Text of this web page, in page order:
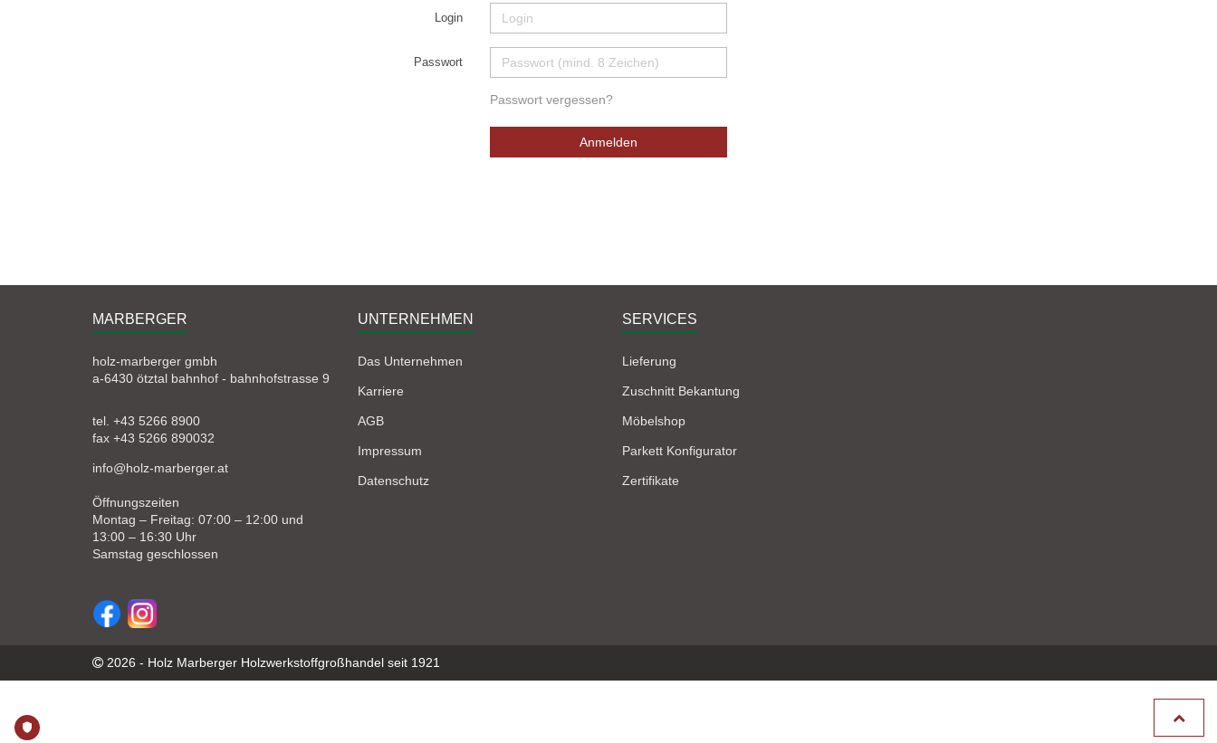
Login
Passwort
Passwort vergessen?
Anmelden
MARBERGER
holz-marberger gmbh
a-6430 ötztal bahnhof - bahnhofstrasse 9
tel. +43 5266 8900
fax +43 5266 890032
info@holz-marberger.at
Öffnungszeiten
Montag – Freitag: 07:00 – 12:00 und
13:00 – 16:30 Uhr
Samstag geschlossen
UNTERNEHMEN
Das Unternehmen
Karriere
AGB
Impressum
Datenschutz
SERVICES
Lieferung
Zuschnitt Bekantung
Möbelshop
Parkett Konfigurator
Zertifikate
2026 - Holz Marberger Holzwerkstoffgroßhandel seit 1921